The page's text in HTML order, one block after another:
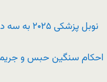
نوبل پزشکی